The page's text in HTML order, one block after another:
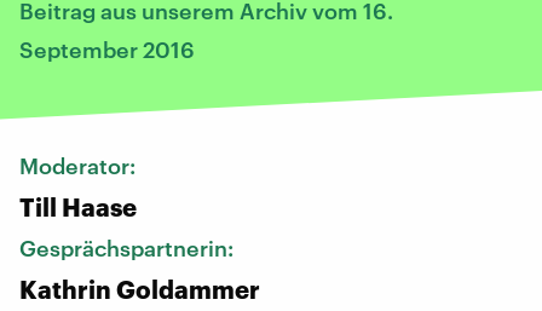
Beitrag aus unserem Archiv vom 16.
September 2016
Moderator:
Till Haase
Gesprächspartnerin:
Kathrin Goldammer